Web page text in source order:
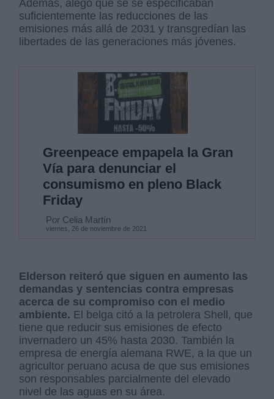
Además, alegó que se se especificaban
suficientemente las reducciones de las
emisiones más allá de 2031 y transgredían las
libertades de las generaciones más jóvenes.
Greenpeace empapela la Gran
Vía para denunciar el
consumismo en pleno Black
Friday
Por Celia Martín
viernes, 26 de noviembre de 2021
Elderson reiteró que siguen en aumento las
demandas y sentencias contra empresas
acerca de su compromiso con el medio
ambiente. El belga citó a la petrolera Shell, que
tiene que reducir sus emisiones de efecto
invernadero un 45% hasta 2030. También la
empresa de energía alemana RWE, a la que un
agricultor peruano acusa de que sus emisiones
son responsables parcialmente del elevado
nivel de las aguas en su área.